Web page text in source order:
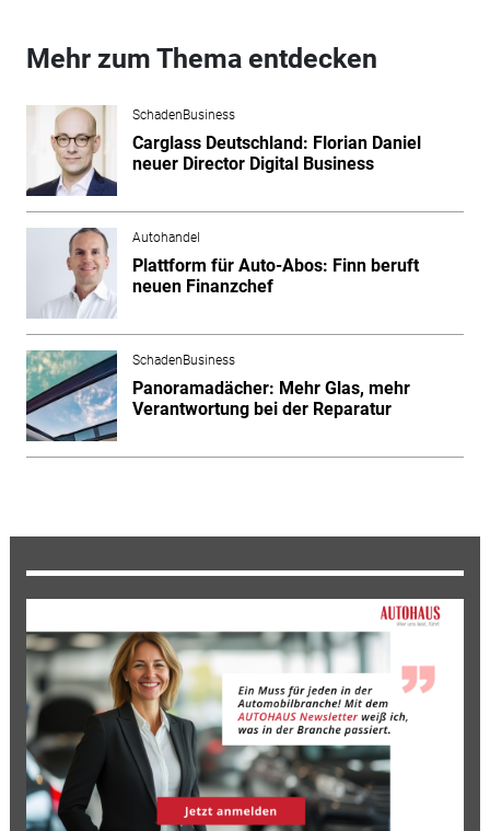
Mehr zum Thema entdecken
SchadenBusiness
Carglass Deutschland: Florian Daniel
neuer Director Digital Business
Autohandel
Plattform für Auto-Abos: Finn beruft
neuen Finanzchef
SchadenBusiness
Panoramadächer: Mehr Glas, mehr
Verantwortung bei der Reparatur